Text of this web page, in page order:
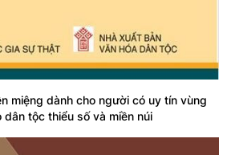
miệng dành cho người có uy tín vùng
dân tộc thiểu số và miền núi